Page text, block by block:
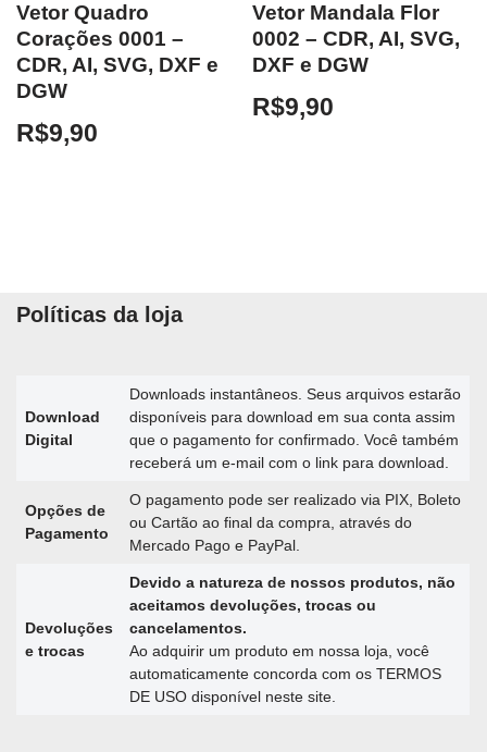
Vetor Quadro
Corações 0001 –
CDR, AI, SVG, DXF e
DGW
R$9,90
Vetor Mandala Flor
0002 – CDR, AI, SVG,
DXF e DGW
R$9,90
Políticas da loja
Download
Digital
Downloads instantâneos. Seus arquivos estarão
disponíveis para download em sua conta assim
que o pagamento for confirmado. Você também
receberá um e-mail com o link para download.
Opções de
Pagamento
O pagamento pode ser realizado via PIX, Boleto
ou Cartão ao final da compra, através do
Mercado Pago e PayPal.
Devoluções
e trocas
Devido a natureza de nossos produtos, não
aceitamos devoluções, trocas ou
cancelamentos.
Ao adquirir um produto em nossa loja, você
automaticamente concorda com os TERMOS
DE USO disponível neste site.